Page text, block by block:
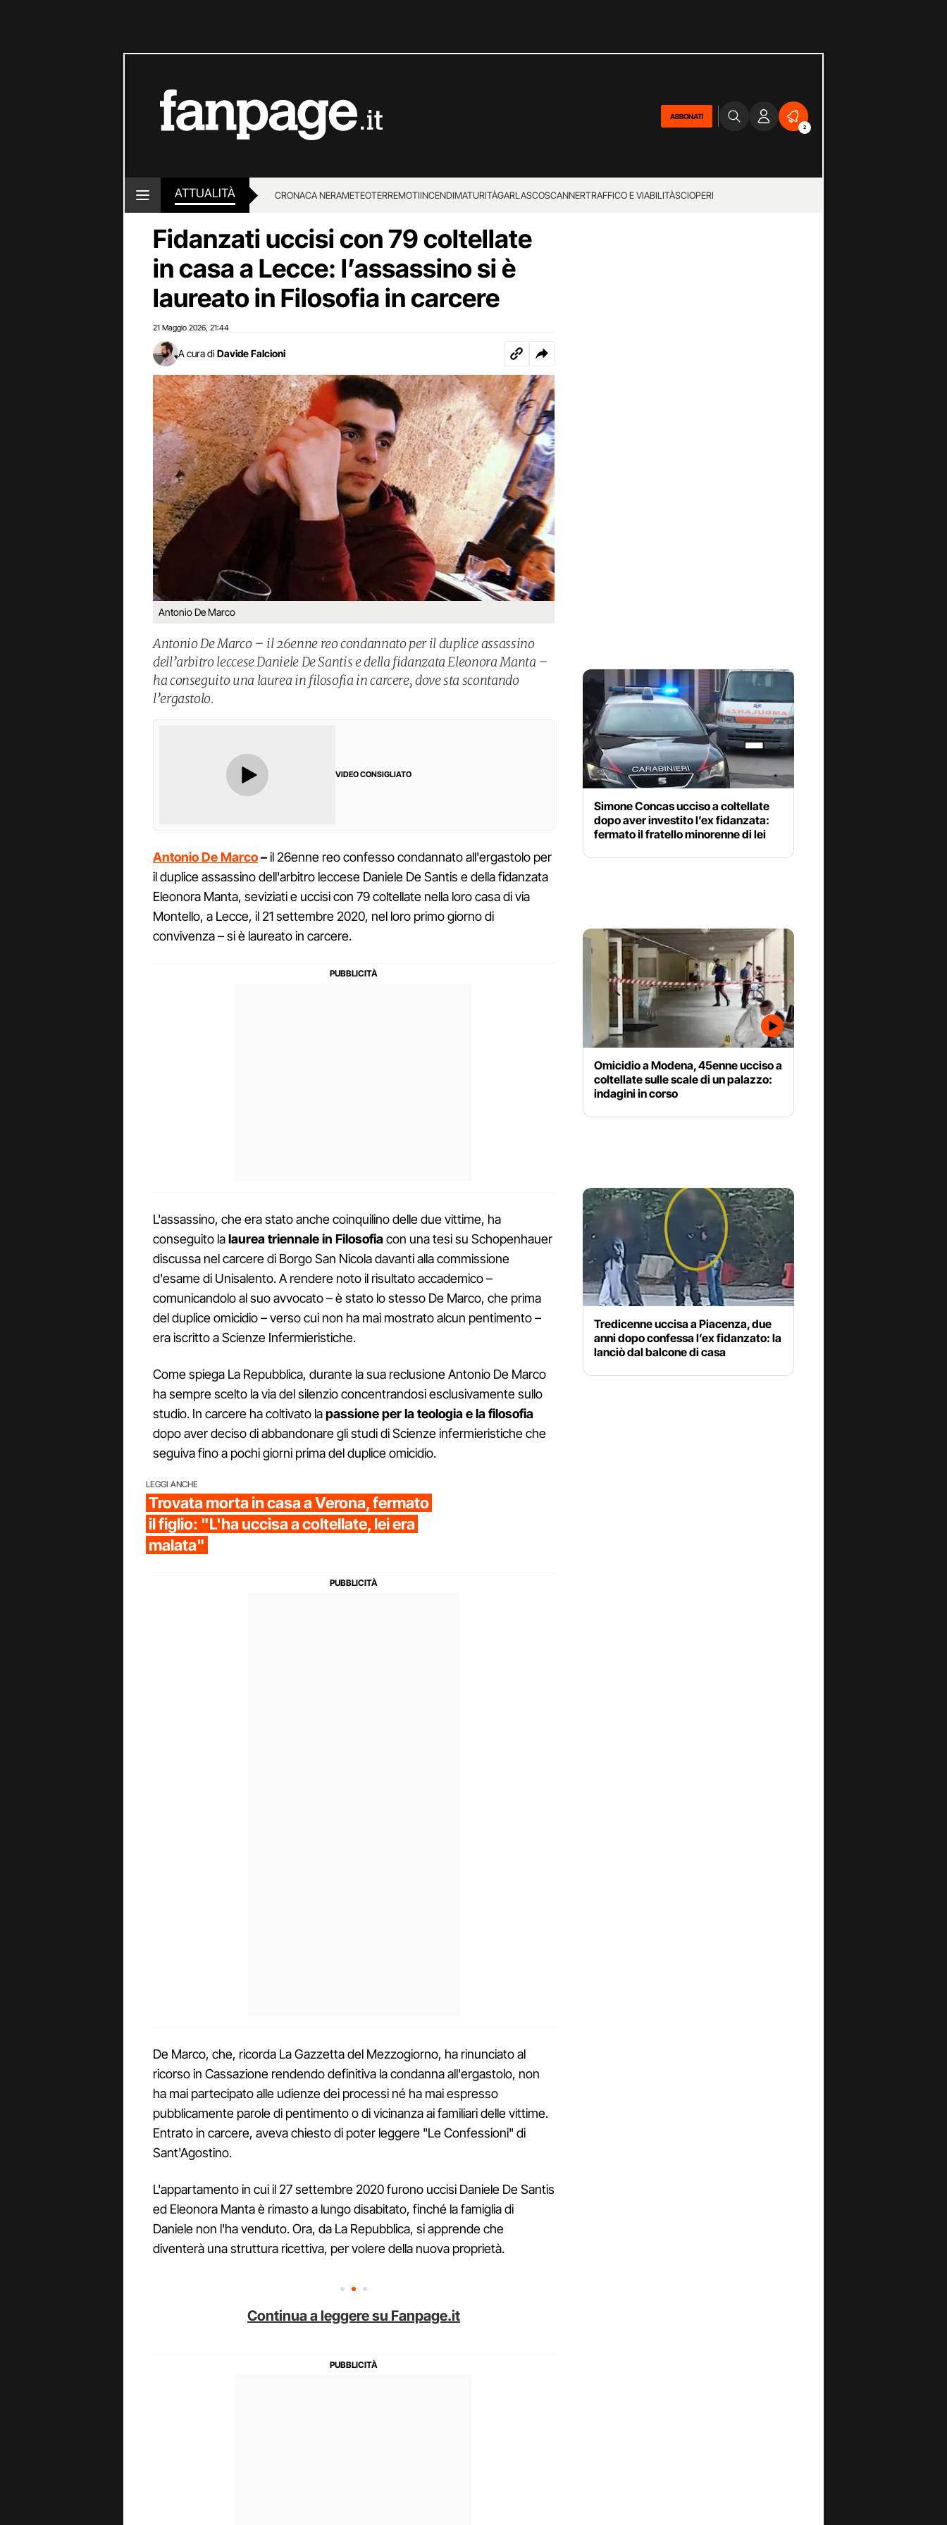
ABBONATI
2
ATTUALITÀ CRONACA NERAMETEOTERREMOTIINCENDIMATURITÀGARLASCOSCANNERTRAFFICO E VIABILITÀSCIOPERI
LOTTO E SUPERENALOTTO
Fidanzati uccisi con 79 coltellate
in casa a Lecce: l’assassino si è
laureato in Filosofia in carcere
21 Maggio 2026 21:44
A cura di Davide Falcioni
Antonio De Marco
Antonio De Marco – il 26enne reo condannato per il duplice assassino
dell’arbitro leccese Daniele De Santis e della fidanzata Eleonora Manta –
ha conseguito una laurea in filosofia in carcere, dove sta scontando
l’ergastolo.
VIDEO CONSIGLIATO
Antonio De Marco–il 26enne reo confesso condannato all'ergastolo per
il duplice assassino dell'arbitro leccese Daniele De Santis e della fidanzata
Eleonora Manta, seviziati e uccisi con 79 coltellate nella loro casa di via
Montello, a Lecce, il 21 settembre 2020, nel loro primo giorno di
convivenza – si è laureato in carcere.
L'assassino, che era stato anche coinquilino delle due vittime, ha
conseguito lalaurea triennale in Filosofiacon una tesi su Schopenhauer
discussa nel carcere di Borgo San Nicola davanti alla commissione
d'esame di Unisalento. A rendere noto il risultato accademico –
comunicandolo al suo avvocato – è stato lo stesso De Marco, che prima
del duplice omicidio – verso cui non ha mai mostrato alcun pentimento –
era iscritto a Scienze Infermieristiche.
Come spiega La Repubblica, durante la sua reclusione Antonio De Marco
ha sempre scelto la via del silenzio concentrandosi esclusivamente sullo
studio. In carcere ha coltivato lapassione per la teologia e la filosofia
dopo aver deciso di abbandonare gli studi di Scienze infermieristiche che
seguiva fino a pochi giorni prima del duplice omicidio.
LEGGI ANCHE
Trovata morta in casa a Verona, fermato
il figlio: "L'ha uccisa a coltellate, lei era
malata"
De Marco, che, ricorda La Gazzetta del Mezzogiorno, ha rinunciato al
ricorso in Cassazione rendendo definitiva la condanna all'ergastolo, non
ha mai partecipato alle udienze dei processi né ha mai espresso
pubblicamente parole di pentimento o di vicinanza ai familiari delle vittime.
Entrato in carcere, aveva chiesto di poter leggere "Le Confessioni" di
Sant'Agostino.
L'appartamento in cui il 27 settembre 2020 furono uccisi Daniele De Santis
ed Eleonora Manta è rimasto a lungo disabitato, finché la famiglia di
Daniele non l'ha venduto. Ora, da La Repubblica, si apprende che
diventerà una struttura ricettiva, per volere della nuova proprietà.
Continua a leggere su Fanpage.it
Simone Concas ucciso a coltellate
dopo aver investito l’ex fidanzata:
fermato il fratello minorenne di lei
Omicidio a Modena, 45enne ucciso a
coltellate sulle scale di un palazzo:
indagini in corso
Tredicenne uccisa a Piacenza, due
anni dopo confessa l’ex fidanzato: la
lanciò dal balcone di casa